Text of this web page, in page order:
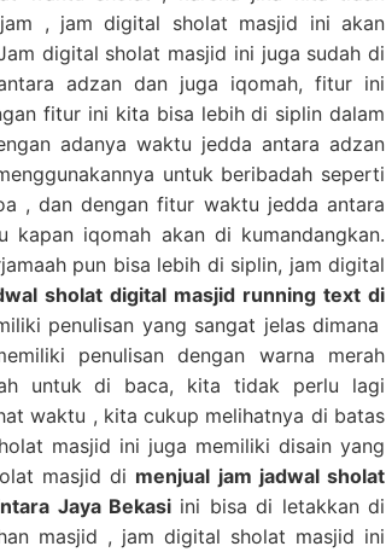
, jam digital sholat masjid ini akan
digital sholat masjid ini juga sudah di
adzan dan juga iqomah, fitur ini
fitur ini kita bisa lebih di siplin dalam
adanya waktu jedda antara adzan
untuk beribadah seperti
, dan dengan fitur waktu jedda antara
iqomah akan di kumandangkan.
pun bisa lebih di siplin, jam digital
sholat digital masjid running text di
penulisan yang sangat jelas dimana
penulisan dengan warna merah
untuk di baca, kita tidak perlu lagi
waktu , kita cukup melihatnya di batas
masjid ini juga memiliki disain yang
masjid di menjual jam jadwal sholat
Jaya Bekasiini bisa di letakkan di
masjid , jam digital sholat masjid ini